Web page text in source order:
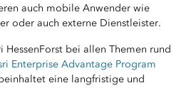
auch mobile Anwender wie
oder auch externe Dienstleister.
HessenForst bei allen Themen rund
Enterprise Advantage Program
eine langfristige und